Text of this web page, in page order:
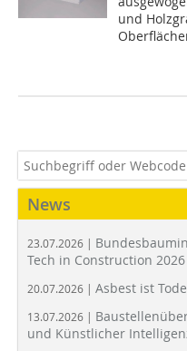
und
News
23.07.2026 |
Tech in Construction
20.07.2026 | Asbest ist
13.07.2026 |
und Künstlicher